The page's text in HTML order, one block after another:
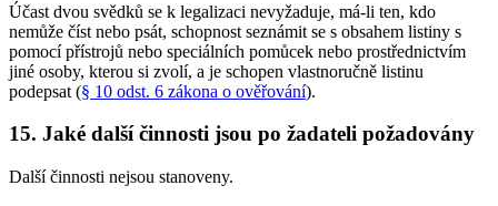
Účast dvou svědků se k legalizaci nevyžaduje, má-li ten, kdo
nemůže číst nebo psát, schopnost seznámit se s obsahem listiny s
pomocí přístrojů nebo speciálních pomůcek nebo prostřednictvím
jiné osoby, kterou si zvolí, a je schopen vlastnoručně listinu
podepsat (§ 10 odst. 6 zákona o ověřování).
15. Jaké další činnosti jsou po žadateli požadovány
Další činnosti nejsou stanoveny.